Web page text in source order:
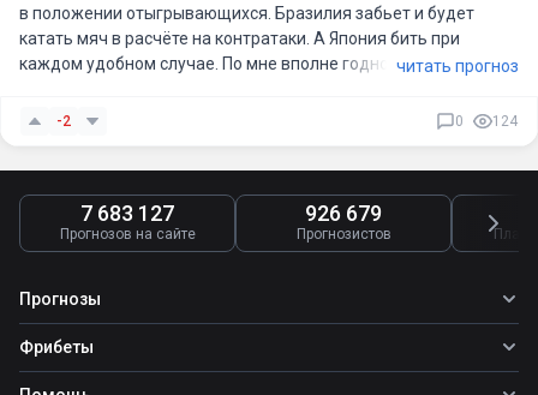
в положении отыгрывающихся. Бразилия забьет и будет
катать мяч в расчёте на контратаки. А Япония бить при
каждом удобном случае. По мне вполне годно за 5.50.читать прогноз
-2 0 124
7 683 127
Прогнозов на сайте
926 679
Прогнозистов
Прогнозы
Все прогнозы
Топ ставок
Фрибеты
Фрибеты